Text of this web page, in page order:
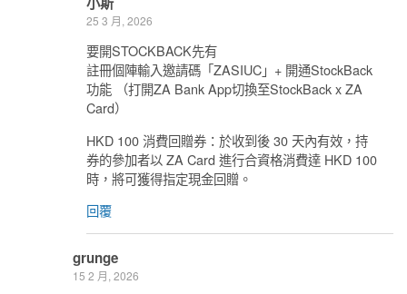
25 3 月, 2026
要開STOCKBACK先有
註冊個陣輸入邀請碼「ZASIUC」+ 開通StockBack
功能 （打開ZA Bank App切換至StockBack x ZA
Card）
HKD 100 消費回贈券：於收到後 30 天內有效，持
券的參加者以 ZA Card 進行合資格消費達 HKD 100
時，將可獲得指定現金回贈。
回覆
grunge
15 2 月, 2026